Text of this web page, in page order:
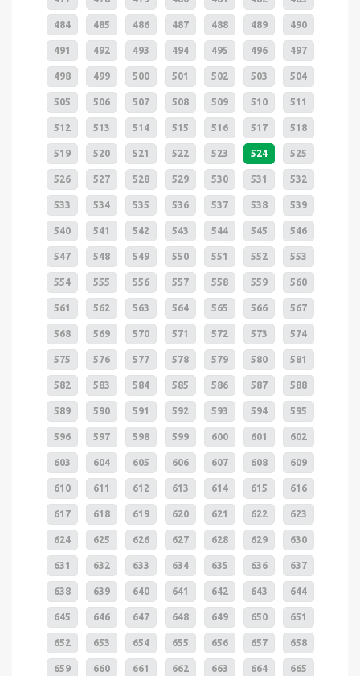
484 485 486 487 488 489 490
491 492 493 494 495 496 497
498 499 500 501 502 503 504
505 506 507 508 509 510 511
512 513 514 515 516 517 518
519 520 521 522 523 524 525
526 527 528 529 530 531 532
533 534 535 536 537 538 539
540 541 542 543 544 545 546
547 548 549 550 551 552 553
554 555 556 557 558 559 560
561 562 563 564 565 566 567
568 569 570 571 572 573 574
575 576 577 578 579 580 581
582 583 584 585 586 587 588
589 590 591 592 593 594 595
596 597 598 599 600 601 602
603 604 605 606 607 608 609
610 611 612 613 614 615 616
617 618 619 620 621 622 623
624 625 626 627 628 629 630
631 632 633 634 635 636 637
638 639 640 641 642 643 644
645 646 647 648 649 650 651
652 653 654 655 656 657 658
659 660 661 662 663 664 665